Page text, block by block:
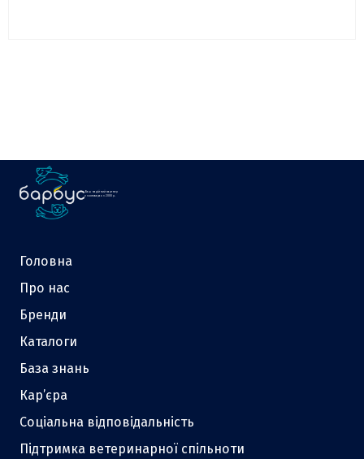
Ваш надійний партнер
у зоотоварах з 2000 р.
Головна
Про нас
Бренди
Каталоги
База знань
Кар’єра
Соціальна відповідальність
Підтримка ветеринарної спільноти